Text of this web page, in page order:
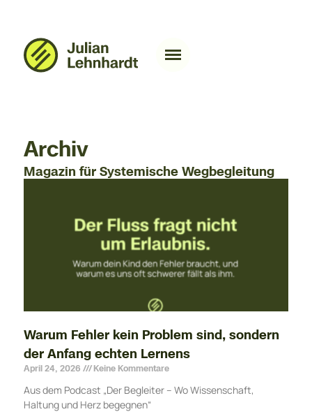
Archiv
Magazin für Systemische Wegbegleitung
Warum Fehler kein Problem sind, sondern
der Anfang echten Lernens
April 24, 2026 Keine Kommentare
Aus dem Podcast „Der Begleiter – Wo Wissenschaft,
Haltung und Herz begegnen“